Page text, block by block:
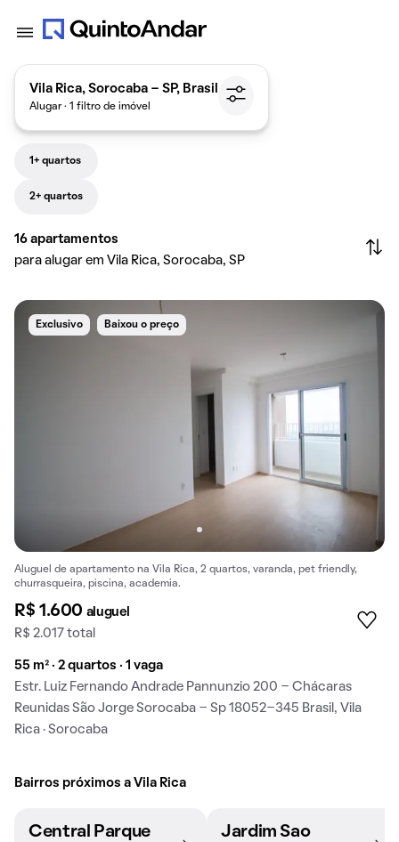
Vila Rica, Sorocaba - SP, Brasil
Alugar · 1 filtro de imóvel
1+ quartos
2+ quartos
16 apartamentos
para alugar em Vila Rica, Sorocaba, SP
Exclusivo Baixou o preço
Aluguel de apartamento na Vila Rica, 2 quartos, varanda, pet friendly,
churrasqueira, piscina, academia.
R$ 1.600 aluguel
R$ 2.017 total
55 m² · 2 quartos · 1 vaga
Estr. Luiz Fernando Andrade Pannunzio 200 - Chácaras
Reunidas São Jorge Sorocaba - Sp 18052-345 Brasil, Vila
Rica · Sorocaba
Bairros próximos a Vila Rica
Central Parque
Jardim Sao